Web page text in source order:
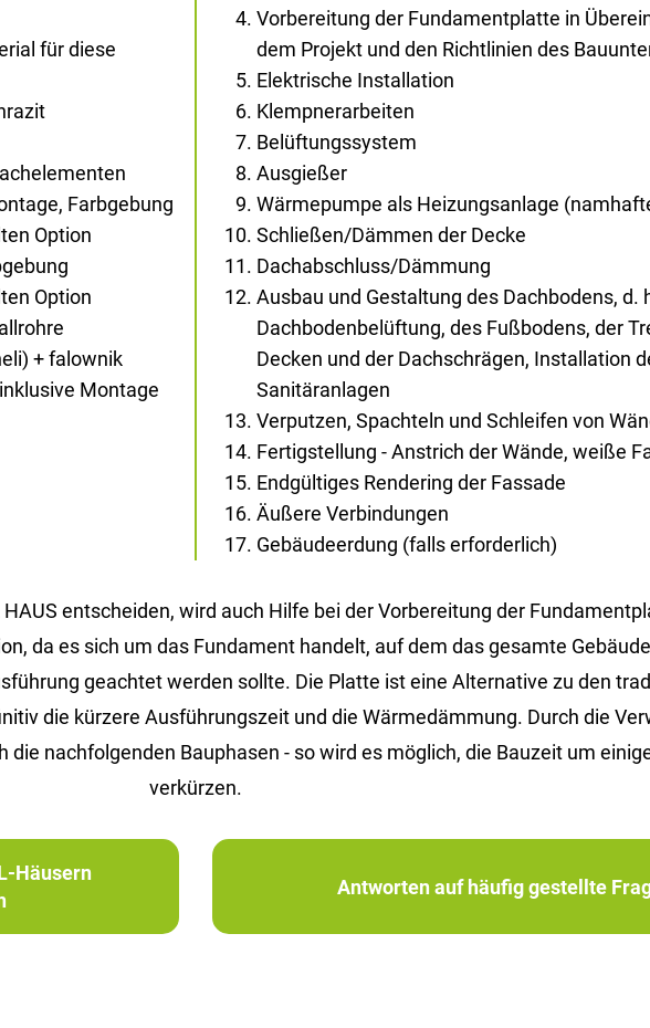
für diese
Farbgebung
Option
Option
+ falownik
Montage
Vorbereitung der Fundamentplatte in
dem Projekt und den Richtlinien des
Elektrische Installation
Klempnerarbeiten
Belüftungssystem
Ausgießer
Wärmepumpe als Heizungsanlage
Schließen/Dämmen der Decke
Dachabschluss/Dämmung
Ausbau und Gestaltung des Dachbodens, d.
Dachbodenbelüftung, des Fußbodens, der
Decken und der Dachschrägen, Installation
Sanitäranlagen
Verputzen, Spachteln und Schleifen von
Fertigstellung - Anstrich der Wände, weiße
Endgültiges Rendering der Fassade
Äußere Verbindungen
Gebäudeerdung (falls erforderlich)
HAUS entscheiden, wird auch Hilfe bei der Vorbereitung der
da es sich um das Fundament handelt, auf dem das gesamte
geachtet werden sollte. Die Platte ist eine Alternative zu den
die kürzere Ausführungszeit und die Wärmedämmung. Durch die
nachfolgenden Bauphasen - so wird es möglich, die Bauzeit um
verkürzen.
Häusern
Antworten auf häufig gestellte